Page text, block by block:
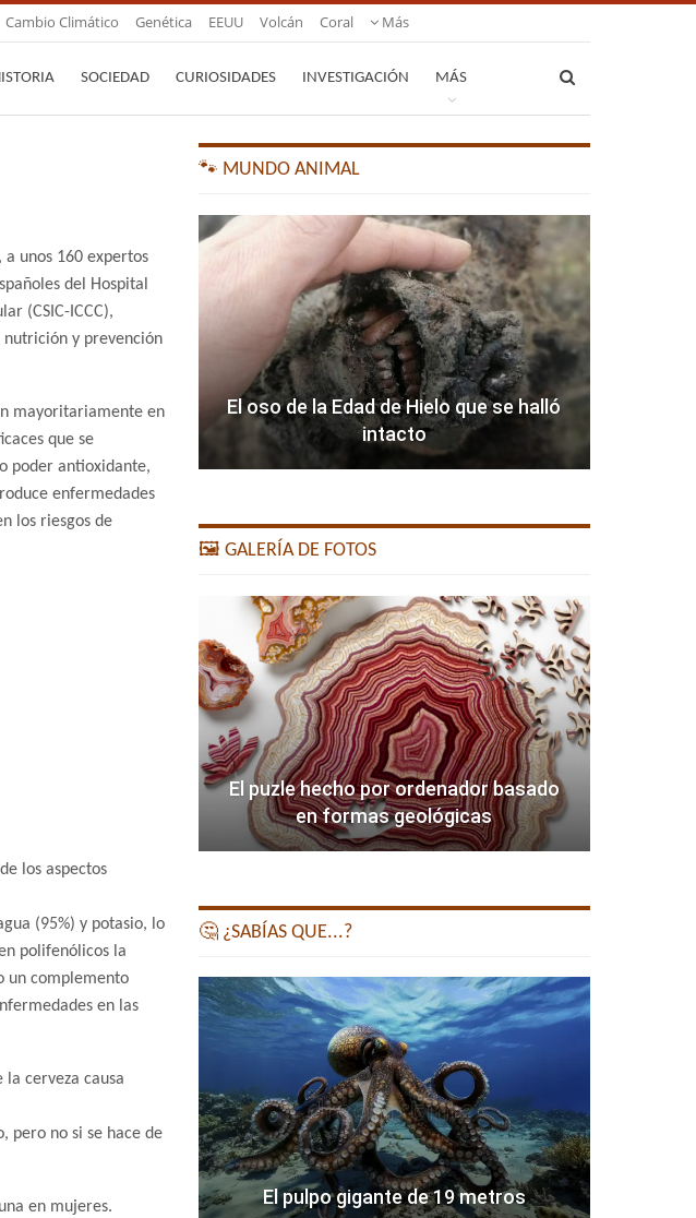
Cambio Climático Genética EEUU Volcán Coral Más
SOCIEDAD CURIOSIDADES INVESTIGACIÓN MÁS
a unos 160 expertos
del Hospital
(CSIC-ICCC),
nutrición y prevención
mayoritariamente en
que se
poder antioxidante,
enfermedades
los riesgos de
los aspectos
(95%) y potasio, lo
polifenólicos la
un complemento
en las
la cerveza causa
pero no si se hace de
en mujeres.
🐾 MUNDO ANIMAL
El oso de la Edad de Hielo que se halló
intacto
🖼️ GALERÍA DE FOTOS
El puzle hecho por ordenador basado
en formas geológicas
🤔 ¿SABÍAS QUE...?
El pulpo gigante de 19 metros